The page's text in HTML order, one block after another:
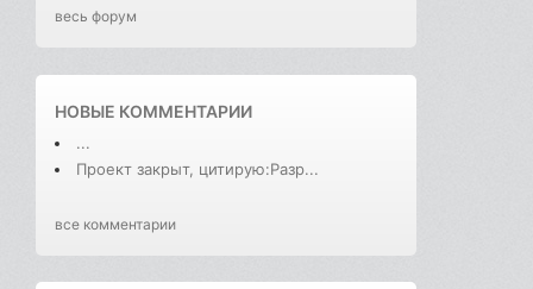
весь форум
НОВЫЕ КОММЕНТАРИИ
...
Проект закрыт, цитирую:Разр...
все комментарии